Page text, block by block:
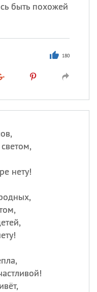
быть похожей
180
нету!